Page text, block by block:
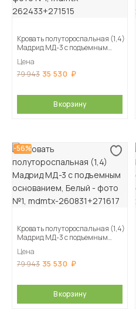
Кровать полутороспальная (1,4)
Мадрид МД-3 с подъемным
Цена
79 943 35 530
В корзину
-56%
Кровать полутороспальная (1,4)
Мадрид МД-3 с подъемным
Цена
79 943 35 530
В корзину